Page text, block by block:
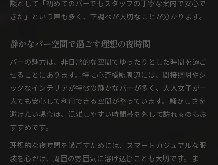
談として「初めてのバーでもスタッフの丁寧な案内で安心で
きた」という声も多く、下調べが大切なことが分かります。
静かなバー空間で過ごす理想の夜時間
バーの魅力は、非日常的な空間でゆったりとした時間を過ご
せることにあります。特に心斎橋駅周辺には、間接照明やシ
ックなインテリアが特徴の静かなバーが多く、大人女子が一
人でも安心して利用できる空間が整っています。騒がしさを
避けたい場合は、混雑しやすい時間帯を外して訪れるのもお
すすめです。
理想的な夜時間を過ごすためには、スマートカジュアルな服
装を心がけ、周囲の雰囲気に溶け込むことも大切です。ま